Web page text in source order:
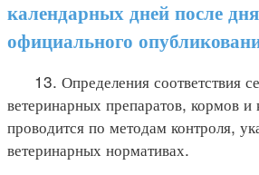
календарных дней после
официального
13. Определения соответствия
ветеринарных препаратов, кормов
проводится по методам контроля,
ветеринарных нормативах.